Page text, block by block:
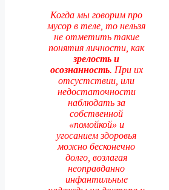
Когда мы говорим про
мусор в теле, то нельзя
не отметить такие
понятия личности, как
зрелость и
осознанность. При их
отсустствии, или
недостаточности
наблюдать за
собственной
«помойкой» и
угосанием здоровья
можно бесконечно
долго, возлагая
неоправданно
инфантильные